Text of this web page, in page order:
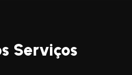
Serviços